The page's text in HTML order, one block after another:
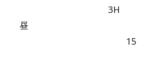
3H
昼
15